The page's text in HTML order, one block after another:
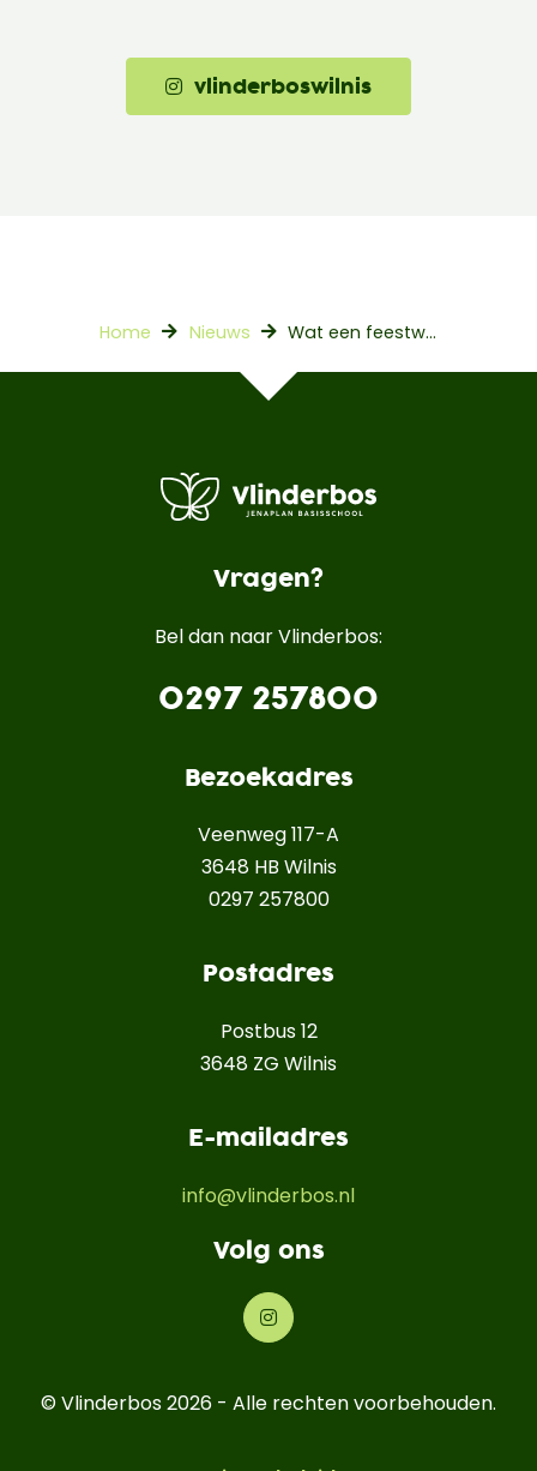
vlinderboswilnis
Home Nieuws Wat een feestweek!
Vragen?
Bel dan naar Vlinderbos:
0297 257800
Bezoekadres
Veenweg 117-A
3648 HB Wilnis
0297 257800
Postadres
Postbus 12
3648 ZG Wilnis
E-mailadres
info@vlinderbos.nl
Volg ons
© Vlinderbos 2026 - Alle rechten voorbehouden.